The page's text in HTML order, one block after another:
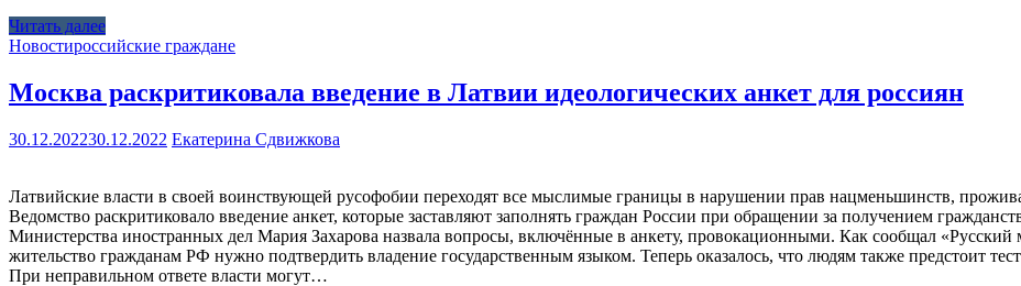
Читать далее
Новостироссийские граждане
Москва раскритиковала введение в Латвии идеологических анкет для россиян
30.12.202230.12.2022 Екатерина Сдвижкова
Латвийские власти в своей воинствующей русофобии переходят все мыслимые границы в нарушении прав нацменьшинств,
Ведомство раскритиковало введение анкет, которые заставляют заполнять граждан России при обращении за получением
Министерства иностранных дел Мария Захарова назвала вопросы, включённые в анкету, провокационными. Как сообщал «Русский
жительство гражданам РФ нужно подтвердить владение государственным языком. Теперь оказалось, что людям также предстоит
При неправильном ответе власти могут…